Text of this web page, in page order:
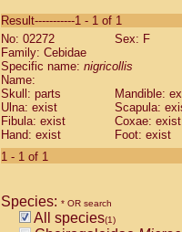
CebidaeSaguinus
Cebidae Saguinus
Cebidae
CebidaeSaguinus
Cebidae Saguinus
Cebidae Saguinus
Cebidae Saguinus
Cebidae Saguinusspp.
Cebidae
CebidaeCebus
CebidaeCebus
Result-----------1 - 1 of 1
No: 02272
Sex: F
Family: Cebidae
Specific name: nigricollis
Name:
Skull: parts
Mandible:
Ulna: exist
Scapula:
Fibula: exist
Coxae: exist
Hand: exist
Foot: exist
1 - 1 of 1
Species: * OR search
All species(1)